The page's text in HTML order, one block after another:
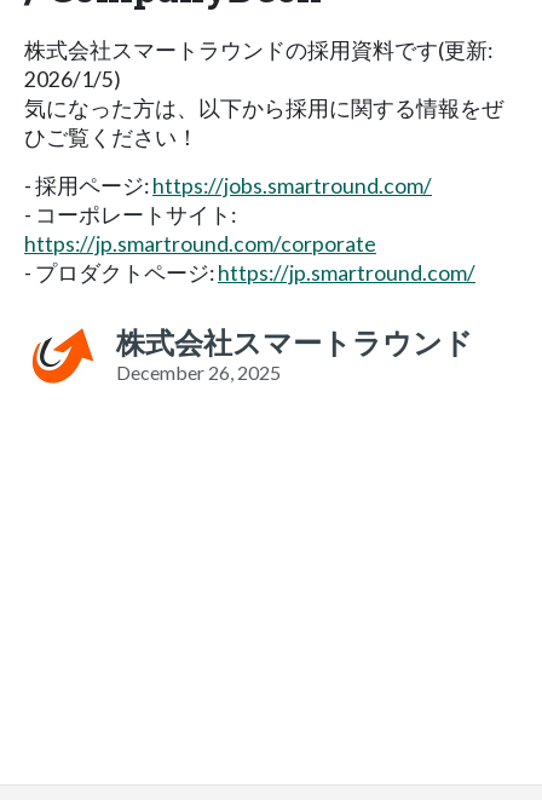
株式会社スマートラウンドの採用資料です(更新:
2026/1/5)
気になった方は、以下から採用に関する情報をぜ
ひご覧ください！
- 採用ページ:https://jobs.smartround.com/
- コーポレートサイト:
https://jp.smartround.com/corporate
- プロダクトページ:https://jp.smartround.com/
株式会社スマートラウンド
December 26, 2025